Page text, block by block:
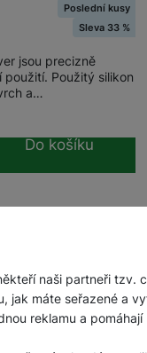
naši partneři tzv.
jak máte seřazené a
reklamu a
38/40/41mm,
Poslední kusy
Sleva 33 %
jsou precizně
Použitý silikon
a…
Do košíku